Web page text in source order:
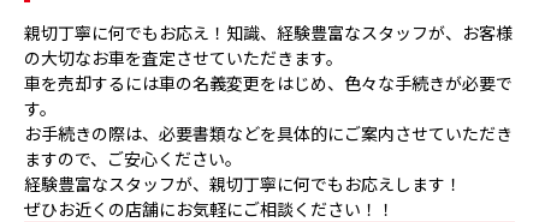
親切丁寧に何でもお応え！知識、経験豊富なスタッフが、お客様
の大切なお車を査定させていただきます。
車を売却するには車の名義変更をはじめ、色々な手続きが必要で
す。
お手続きの際は、必要書類などを具体的にご案内させていただき
ますので、ご安心ください。
経験豊富なスタッフが、親切丁寧に何でもお応えします！
ぜひお近くの店舗にお気軽にご相談ください！！